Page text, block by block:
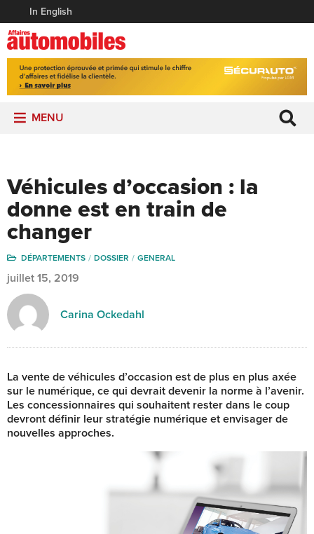
In English
MENU
Véhicules d’occasion : la
donne est en train de
changer
DÉPARTEMENTS DOSSIER GENERAL
juillet 15, 2019
Carina Ockedahl
La vente de véhicules d’occasion est de plus en plus axée
sur le numérique, ce qui devrait devenir la norme à l’avenir.
Les concessionnaires qui souhaitent rester dans le coup
devront définir leur stratégie numérique et envisager de
nouvelles approches.